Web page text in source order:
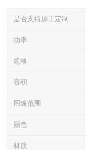
是否支持加工定制
功率
规格
容积
用途范围
颜色
材质